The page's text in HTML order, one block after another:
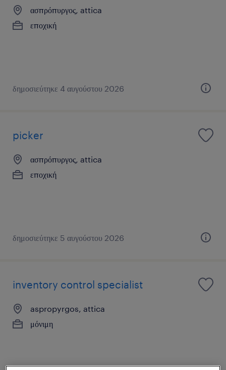
ασπρόπυργος, attica
εποχική
δημοσιεύτηκε 4 αυγούστου 2026
picker
ασπρόπυργος, attica
εποχική
δημοσιεύτηκε 5 αυγούστου 2026
inventory control specialist
aspropyrgos, attica
μόνιμη